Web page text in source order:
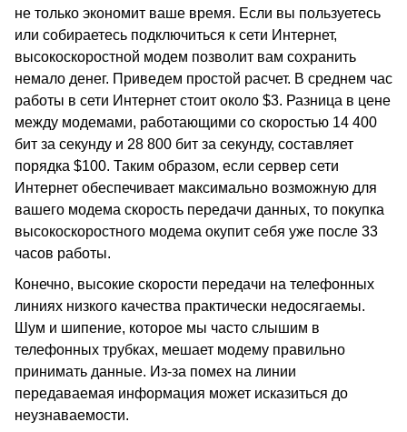
не только экономит ваше время. Если вы пользуетесь
или собираетесь подключиться к сети Интернет,
высокоскоростной модем позволит вам сохранить
немало денег. Приведем простой расчет. В среднем час
работы в сети Интернет стоит около $3. Разница в цене
между модемами, работающими со скоростью 14 400
бит за секунду и 28 800 бит за секунду, составляет
порядка $100. Таким образом, если сервер сети
Интернет обеспечивает максимально возможную для
вашего модема скорость передачи данных, то покупка
высокоскоростного модема окупит себя уже после 33
часов работы.
Конечно, высокие скорости передачи на телефонных
линиях низкого качества практически недосягаемы.
Шум и шипение, которое мы часто слышим в
телефонных трубках, мешает модему правильно
принимать данные. Из-за помех на линии
передаваемая информация может исказиться до
неузнаваемости.